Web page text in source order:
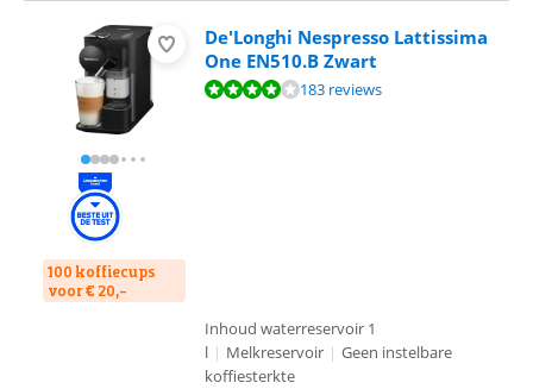
100 koffiecups
voor € 20,-
De'Longhi Nespresso Lattissima
One EN510.B Zwart
Beoordeling is 8,4 van de 10, gebaseerd op 183 reviews.
183 reviews
Inhoud waterreservoir 1
l | Melkreservoir | Geen instelbare
koffiesterkte